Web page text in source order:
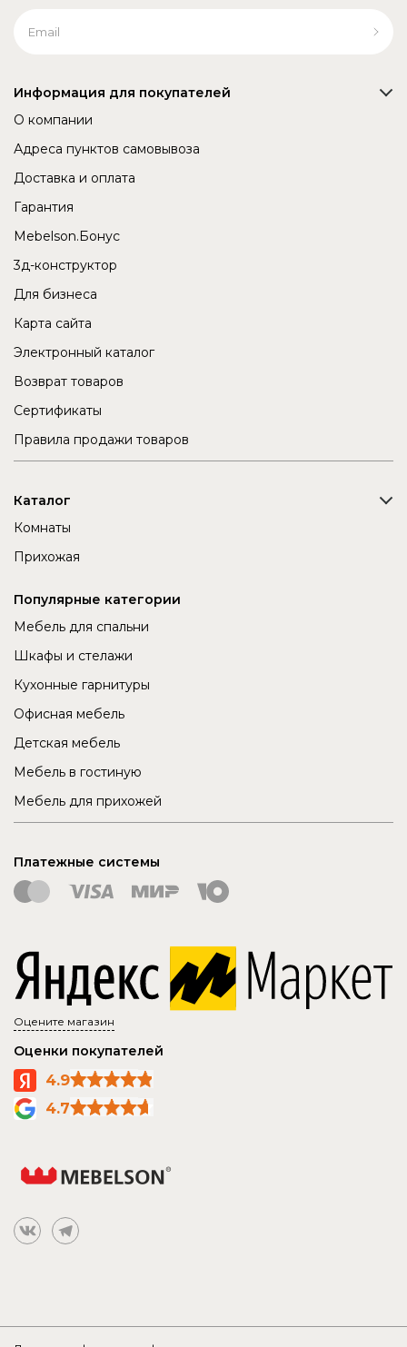
Информация для покупателей
О компании
Адреса пунктов самовывоза
Доставка и оплата
Гарантия
Mebelson.Бонус
3д-конструктор
Для бизнеса
Карта сайта
Электронный каталог
Возврат товаров
Сертификаты
Правила продажи товаров
Каталог
Комнаты
Прихожая
Популярные категории
Мебель для спальни
Шкафы и стелажи
Кухонные гарнитуры
Офисная мебель
Детская мебель
Мебель в гостиную
Мебель для прихожей
Платежные системы
Оцените магазин
Оценки покупателей
4.9
4.7